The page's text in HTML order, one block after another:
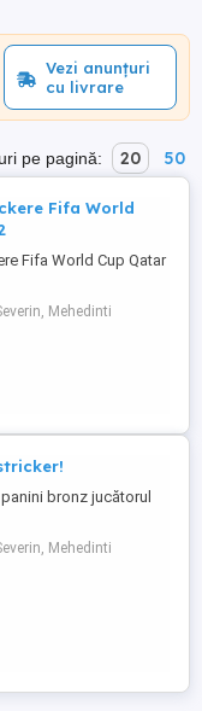
Vezi anunțuri
cu livrare
pe pagină: 20 50
Fifa World
Fifa World Cup Qatar
Mehedinti
bronz jucătorul
Mehedinti